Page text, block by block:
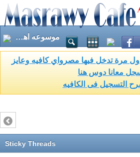
موسوعه اهم الشخصيات والعلماء
مرة تدخل فيها مصرواي كافيه وعايز
معانا دوس هنا
التسجيل فى الكافيه
Sticky Threads